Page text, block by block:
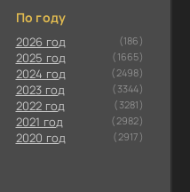
По году
2026 год (186)
2025 год (1665)
2024 год (2498)
2023 год (3344)
2022 год (3281)
2021 год (2982)
2020 год (2917)